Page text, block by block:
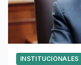
INSTITUCIONALES